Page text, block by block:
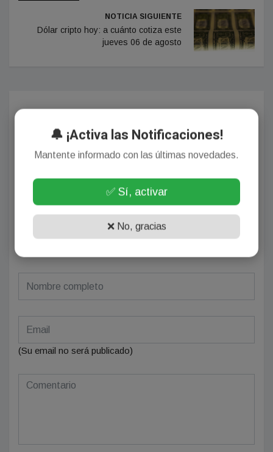
NOTICIA SIGUIENTE
Dólar cripto hoy: a cuánto cotiza este
jueves 06 de agosto
Comentarios
Se el primero en comentar este artículo.
Deja tu comentario
(Su email no será publicado)
🔔 ¡Activa las Notificaciones!
Mantente informado con las últimas novedades.
✅ Sí, activar
❌ No, gracias